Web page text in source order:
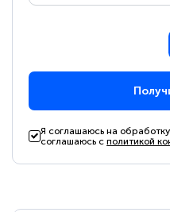
Я соглашаюсь на
соглашаюсь сполитикой